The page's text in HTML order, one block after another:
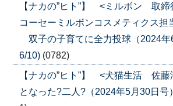
【ナカの”ヒト”】 <ミルボン 取締
コーセーミルボンコスメティクス
双子の子育てに全力投球（2024年
6/10) (0782)
【ナカの”ヒト”】 <犬猫生活 佐
となった?二人?（2024年5月30日号